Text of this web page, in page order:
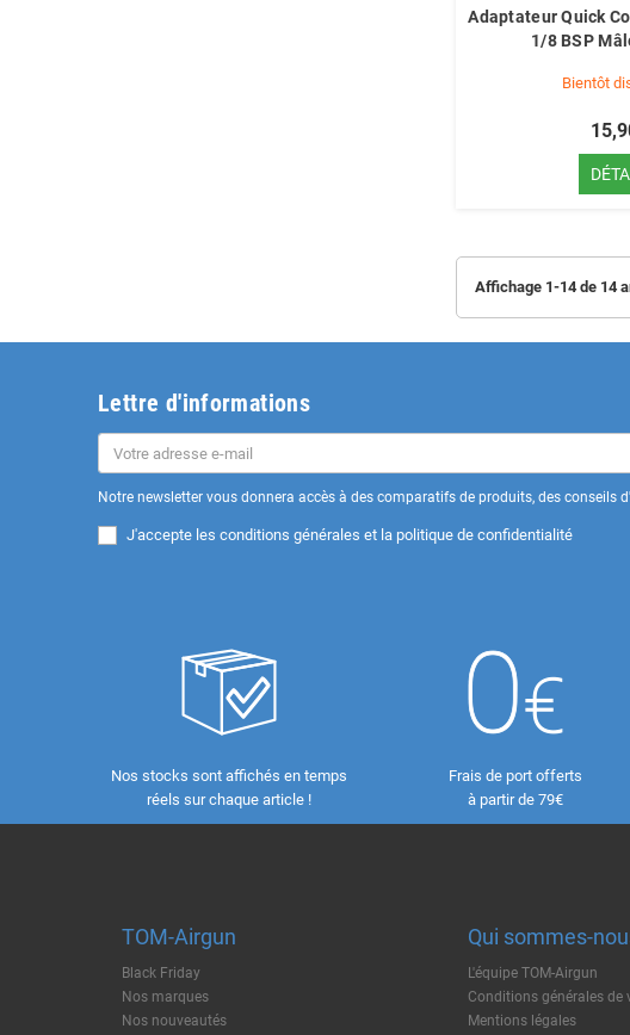
Adaptateur Quick
1/8 BSP
Bientôt
Affichage 1-14 de 14
Lettre d'informations
Notre newsletter vous donnera accès à des comparatifs de produits, des
J'accepte les conditions générales et la politique de confidentialité
Nos stocks sont affichés en temps
réels sur chaque article !
Frais de port offerts
à partir de 79€
TOM-Airgun
Black Friday
Nos marques
Nos nouveautés
Qui sommes-
L'équipe TOM-Airgun
Conditions générales de
Mentions légales